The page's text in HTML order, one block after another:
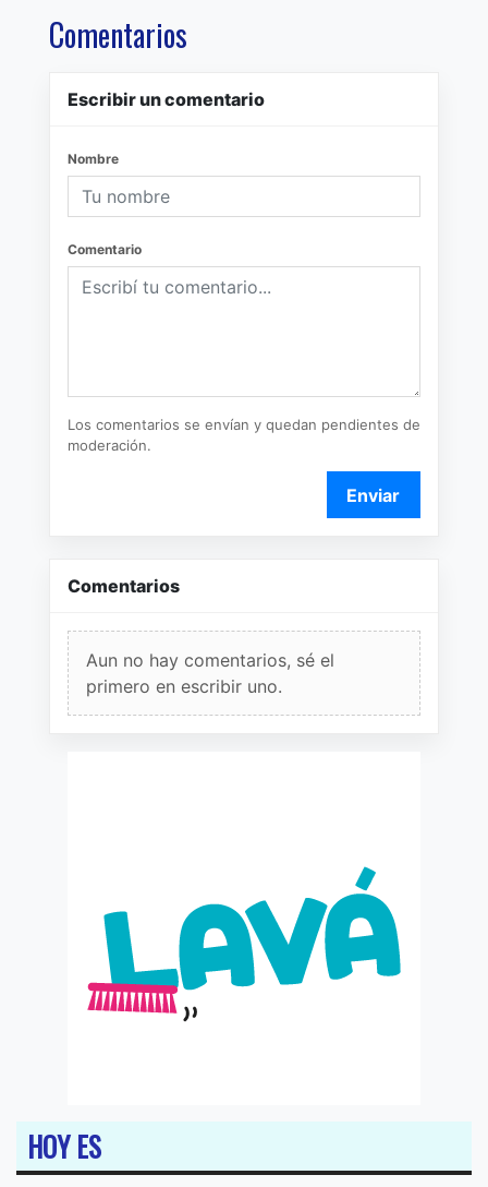
Comentarios
Escribir un comentario
Nombre
Comentario
Los comentarios se envían y quedan pendientes de
moderación.
Enviar
Comentarios
Aun no hay comentarios, sé el
primero en escribir uno.
HOY ES